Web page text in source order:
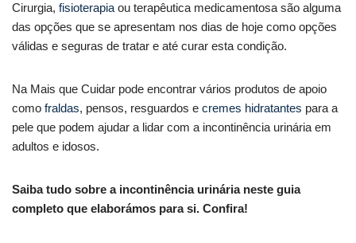
Cirurgia, fisioterapia ou terapêutica medicamentosa são alguma
das opções que se apresentam nos dias de hoje como opções
válidas e seguras de tratar e até curar esta condição.
Na Mais que Cuidar pode encontrar vários produtos de apoio
como fraldas, pensos, resguardos e cremes hidratantes para a
pele que podem ajudar a lidar com a incontinência urinária em
adultos e idosos.
Saiba tudo sobre a incontinência urinária neste guia
completo que elaborámos para si. Confira!